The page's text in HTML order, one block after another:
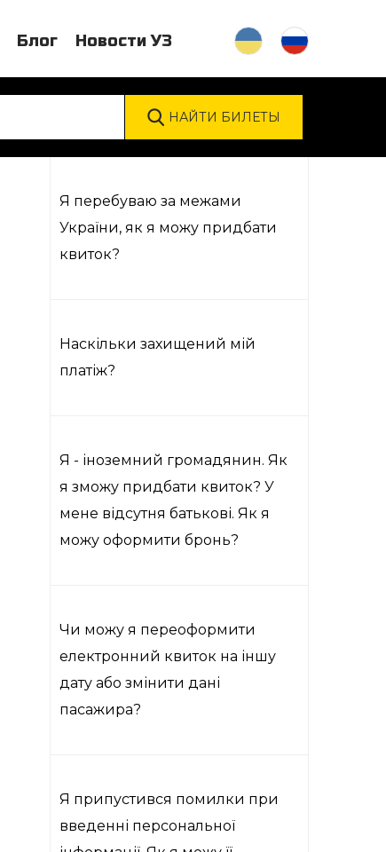
Блог Новости УЗ
Я перебуваю за межами
України, як я можу придбати
квиток?
Наскільки захищений мій
платіж?
Я - іноземний громадянин. Як
я зможу придбати квиток? У
мене відсутня батькові. Як я
можу оформити бронь?
Чи можу я переоформити
електронний квиток на іншу
дату або змінити дані
пасажира?
Я припустився помилки при
введенні персональної